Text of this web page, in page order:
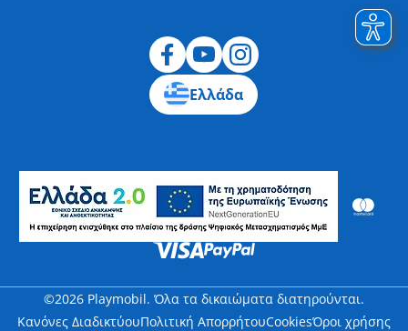
Ελλάδα
©2026 Playmobil. Όλα τα δικαιώματα διατηρούνται.
Κανόνες ΔιαδικτύουΠολιτική ΑπορρήτουCookiesΌροι χρήσης